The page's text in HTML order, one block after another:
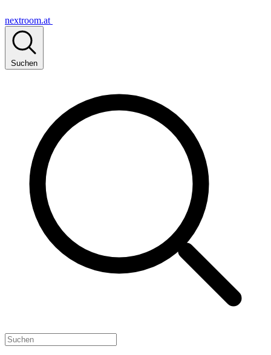
nextroom.at
Suchen